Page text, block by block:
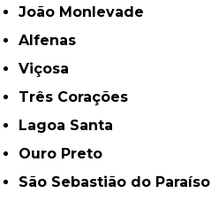
João Monlevade
Alfenas
Viçosa
Três Corações
Lagoa Santa
Ouro Preto
São Sebastião do Paraíso